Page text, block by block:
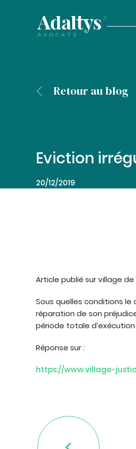
Retour au blog
Eviction
20/12/2019
Article publié sur village de
Sous quelles conditions
réparation de son
période totale
Réponse sur :
https://www.village-